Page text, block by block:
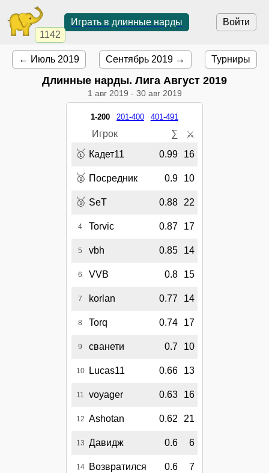
1142
Войти
Играть в длинные нарды
← Июль 2019 Сентябрь 2019 → Турниры
Длинные нарды. Лига Август 2019
1 авг 2019 - 30 авг 2019
1-200 201-400 401-491
Игрок ∑ ⚔
🥇 Кадет11 0.99 16
🥈 Посредник 0.9 10
🥉 SeT 0.88 22
4 Torvic 0.87 17
5 vbh 0.85 14
6 VVB 0.8 15
7 korlan 0.77 14
8 Torq 0.74 17
9 сванети 0.7 10
10 Lucas11 0.66 13
11 voyager 0.63 16
12 Ashotan 0.62 21
13 Давидж 0.6 6
14 Возвратился 0.6 7